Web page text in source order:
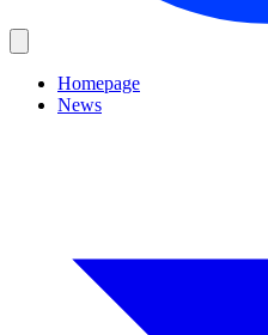
Homepage
News